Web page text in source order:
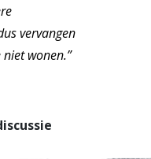
vervangen
wonen.”